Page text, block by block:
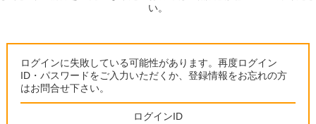
い。
ログインに失敗している可能性があります。再度ログイン
ID・パスワードをご入力いただくか、登録情報をお忘れの方
はお問合せ下さい。
ログインID